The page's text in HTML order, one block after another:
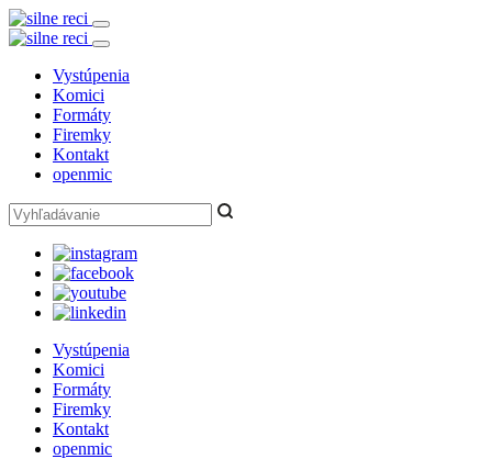
Vystúpenia
Komici
Formáty
Firemky
Kontakt
openmic
Vystúpenia
Komici
Formáty
Firemky
Kontakt
openmic